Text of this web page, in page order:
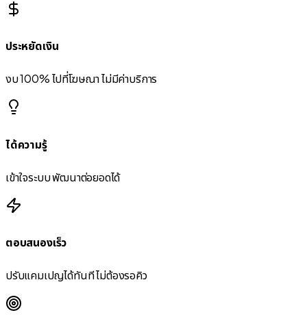
ประหยัดเงิน
งบ 100% ไปที่โฆษณา ไม่มีค่าบริการ
ได้ความรู้
เข้าใจระบบ พัฒนาต่อยอดได้
ตอบสนองเร็ว
ปรับแคมเปญได้ทันที ไม่ต้องรอคิว